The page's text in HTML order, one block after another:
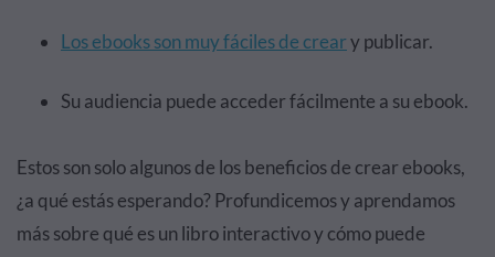
Los ebooks son muy fáciles de creary publicar.
Su audiencia puede acceder fácilmente a su ebook.
Estos son solo algunos de los beneficios de crear ebooks,
¿a qué estás esperando? Profundicemos y aprendamos
más sobre qué es un libro interactivo y cómo puede